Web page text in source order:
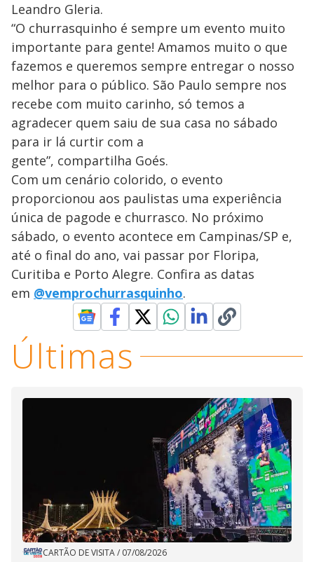
Leandro Gleria.
“O churrasquinho é sempre um evento muito
importante para gente! Amamos muito o que
fazemos e queremos sempre entregar o nosso
melhor para o público. São Paulo sempre nos
recebe com muito carinho, só temos a
agradecer quem saiu de sua casa no sábado
para ir lá curtir com a
gente”, compartilha Goés.
Com um cenário colorido, o evento
proporcionou aos paulistas uma experiência
única de pagode e churrasco. No próximo
sábado, o evento acontece em Campinas/SP e,
até o final do ano, vai passar por Floripa,
Curitiba e Porto Alegre. Confira as datas
em @vemprochurrasquinho.
Últimas
CARTÃO DE VISITA/ 07/08/2026